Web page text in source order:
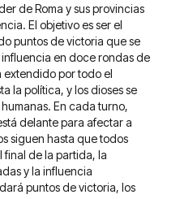
de Roma y sus provincias
El objetivo es ser el
puntos de victoria que se
en doce rondas de
extendido por todo el
la política, y los dioses se
En cada turno,
delante para afectar a
siguen hasta que todos
de la partida, la
y la influencia
puntos de victoria, los